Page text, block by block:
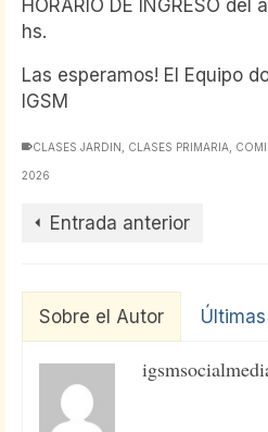
HORARIO DE INGRESO
hs.
Las esperamos! El Equipo
IGSM
CLASES JARDIN CLASES PRIMARIA
2026
Entrada anterior
Sobre el Autor